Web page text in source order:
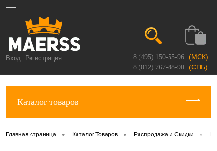
Вход Регистрация 8 (495) 150-55-96 (МСК)
8 (812) 767-88-90 (СПБ)
Каталог товаров
Главная страница • Каталог Товаров • Распродажа и Скидки •